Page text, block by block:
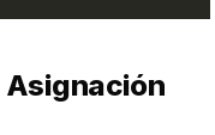
Asignación